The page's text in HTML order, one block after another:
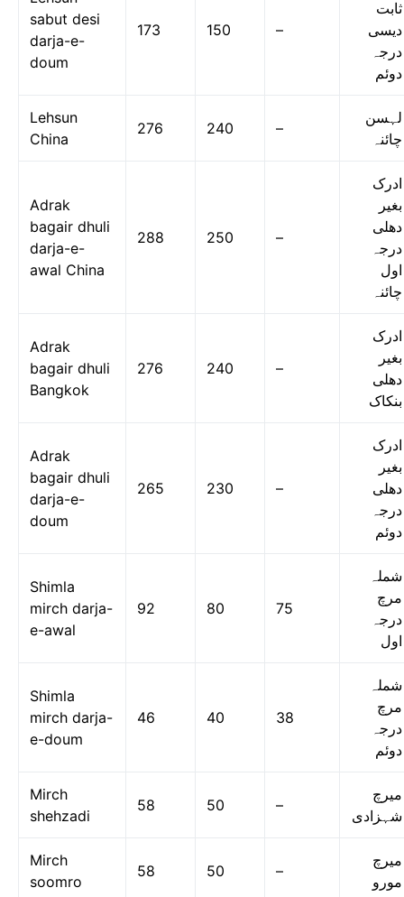
sabut desi
darja-e-
doum
173 150 –
ثابت
دیسی
درجہ
دوئم
Lehsun
China
276 240 –
لہسن
چائنہ
Adrak
bagair dhuli
darja-e-
awal China
288 250 –
ادرک
بغیر
دھلی
درجہ
اول
چائنہ
Adrak
bagair dhuli
Bangkok
276 240 –
ادرک
بغیر
دھلی
بنکاک
Adrak
bagair dhuli
darja-e-
doum
265 230 –
ادرک
بغیر
دھلی
درجہ
دوئم
Shimla
mirch darja-
e-awal
92 80 75
شملہ
مرچ
درجہ
اول
Shimla
mirch darja-
e-doum
46 40 38
شملہ
مرچ
درجہ
دوئم
Mirch
shehzadi
58 50 –
میرچ
شہزادی
Mirch
soomro
58 50 –
میرچ
مورو